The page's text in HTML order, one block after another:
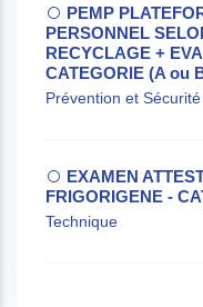
PEMP
PERSONNEL
RECYCLAGE +
CATEGORIE (A ou
Prévention et Sécurité
EXAMEN
FRIGORIGENE -
Technique